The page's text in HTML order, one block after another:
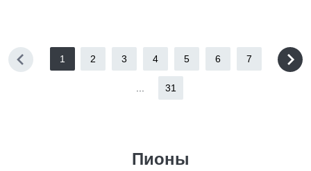
1 2 3 4 5 6 7
31
Пионы